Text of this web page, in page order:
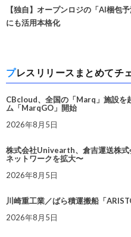
【独自】オープンロジの「AI梱包
にも活用本格化
プレスリリースまとめてチ
CBcloud、全国の「Marq」施設を
ム「MarqGO」開始
2026年8月5日
株式会社Univearth、倉吉運送株式
ネットワークを拡大〜
2026年8月5日
川崎重工業／ばら積運搬船「
2026年8月5日